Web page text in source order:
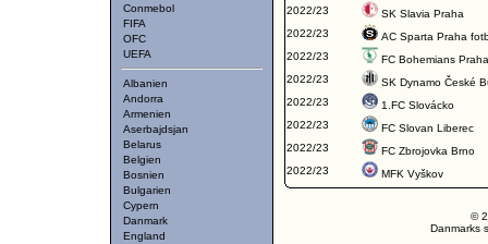
Conmebol
FIFA
OFC
UEFA
Albanien
Andorra
Armenien
Aserbajdsjan
Belarus
Belgien
Bosnien
Bulgarien
Cypern
Danmark
England
2022/23
SK Slavia Praha
2022/23
AC Sparta Praha
2022/23
FC Bohemians
2022/23
SK Dynamo České
2022/23
1.FC Slovácko
2022/23
FC Slovan Liberec
2022/23
FC Zbrojovka Brno
2022/23
MFK Vyškov
©
Danmarks